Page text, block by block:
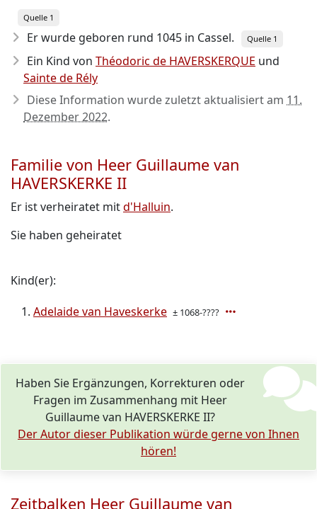
Quelle 1
Er wurde geboren rund 1045 in Cassel. Quelle 1
Ein Kind von Théodoric de HAVERSKERQUE und
Sainte de Rély
Diese Information wurde zuletzt aktualisiert am 11.
Dezember 2022.
Familie von Heer Guillaume van
HAVERSKERKE II
Er ist verheiratet mitd'Halluin.
Sie haben geheiratet
Kind(er):
Adelaide van Haveskerke ± 1068-????
Haben Sie Ergänzungen, Korrekturen oder
Fragen im Zusammenhang mit Heer
Guillaume van HAVERSKERKE II?
Der Autor dieser Publikation würde gerne von Ihnen
hören!
Zeitbalken Heer Guillaume van